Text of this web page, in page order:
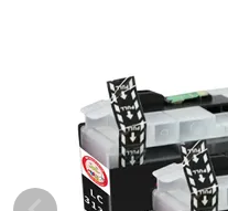
エプソンインク
ブラザーインク
詰め替えインク
互換インクボトル